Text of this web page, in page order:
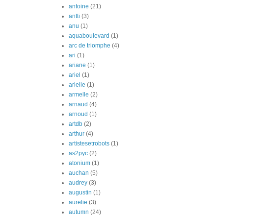
antoine (21)
antti (3)
anu (1)
aquaboulevard (1)
arc de triomphe (4)
ari (1)
ariane (1)
ariel (1)
arielle (1)
armelle (2)
arnaud (4)
arnoud (1)
artdb (2)
arthur (4)
artistesetrobots (1)
as2pyc (2)
atonium (1)
auchan (5)
audrey (3)
augustin (1)
aurelie (3)
autumn (24)